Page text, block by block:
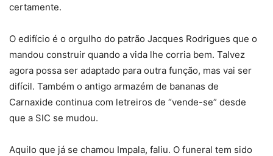
certamente.
O edifício é o orgulho do patrão Jacques Rodrigues que o
mandou construir quando a vida lhe corria bem. Talvez
agora possa ser adaptado para outra função, mas vai ser
difícil. Também o antigo armazém de bananas de
Carnaxide continua com letreiros de “vende-se” desde
que a SIC se mudou.
Aquilo que já se chamou Impala, faliu. O funeral tem sido